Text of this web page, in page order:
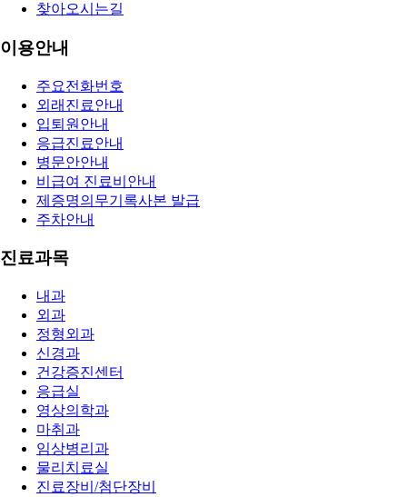
찾아오시는길
이용안내
주요전화번호
외래진료안내
입퇴원안내
응급진료안내
병문안안내
비급여 진료비안내
제증명의무기록사본 발급
주차안내
진료과목
내과
외과
정형외과
신경과
건강증진센터
응급실
영상의학과
마취과
임상병리과
물리치료실
진료장비/첨단장비